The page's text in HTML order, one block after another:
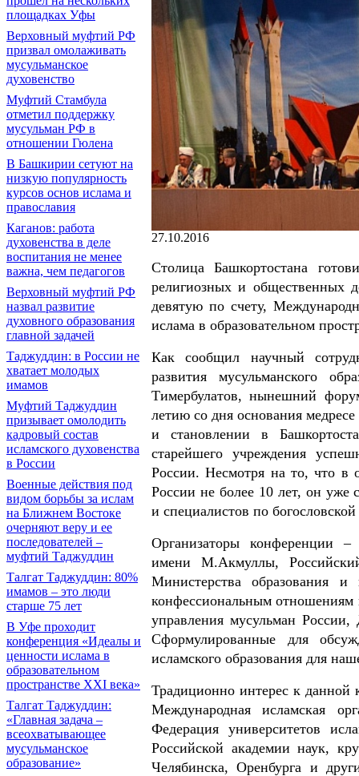
площадках Уфы
Верховный муфтий РФ
призвал омолаживать
мусульманское
духовенство
Муфтий Стамбула
отметил поддержку
мусульман РФ в
отношении Гюлена
В Башкирии сетуют на
низкую популярность
курсов основ ислама и
православия
Каганов: работа
духовенства в деле
воспитания не менее
важна, чем педагогов
Верховный муфтий РФ
назвал развитие
духовного образования
главной задачей
Таджуддин: в России не
хватает молодых
имамов
Муфтий Таджуддин
призывает омолодить
кадровый состав
исламского духовенства
в России
Военные действия под
видом борьбы за ислам
на Ближнем Востоке
очерняют веру и ее
последователей –
муфтий Таджуддин
Талгат Таджуддин: 80%
имамов – это люди
старше 75 лет
В Уфе проходит
конференция «Идеалы и
ценности ислама в
образовательном
пространстве XXI века»
Талгат Таджуддин:
«Главная задача –
всеохватывающее
мусульманское
образование»
27.10.2016
Столица Башкортостана
религиозных и общественных
девятую по счету,
ислама в образовательном
Как сообщил научный
развития мусульманского
Тимербулатов, нынешний
летию со дня основания
и становлении в
старейшего учреждения
России. Несмотря на то, что в
России не более 10 лет, он уже
и специалистов по
Организаторы конференции –
имени М.Акмуллы,
Министерства образования и
конфессиональным отношениям
управления мусульман России,
Сформулированные для
исламского образования для
Традиционно интерес к данной
Международная исламская
Федерация университетов
Российской академии наук,
Челябинска, Оренбурга и